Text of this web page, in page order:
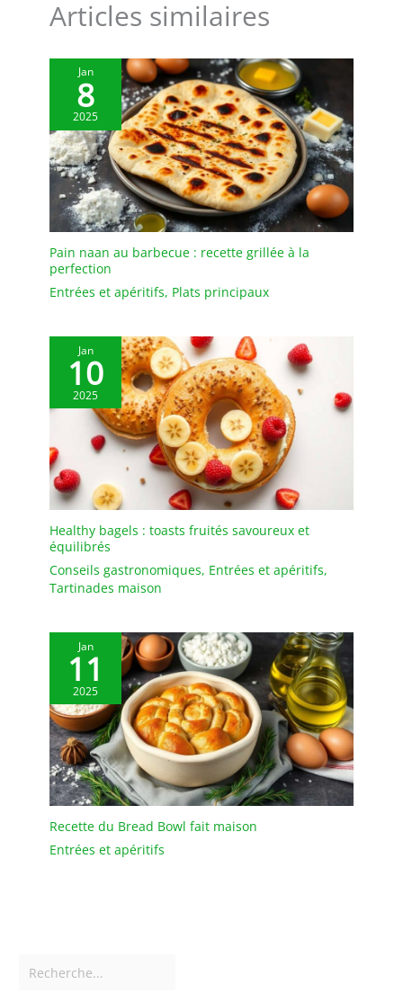
de pâtisserie où la
préparation de desserts
Articles similaires
Jan
8
2025
Pain naan au barbecue : recette grillée à la
perfection
Entrées et apéritifs, Plats principaux
Jan
10
2025
Healthy bagels : toasts fruités savoureux et
équilibrés
Conseils gastronomiques, Entrées et apéritifs,
Tartinades maison
Jan
11
2025
Recette du Bread Bowl fait maison
Entrées et apéritifs